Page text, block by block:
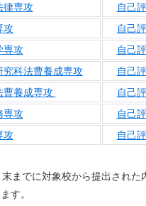
律専攻
自己
攻
自己
専攻
自己
科法曹養成専攻
自己
曹養成専攻
自己
専攻
自己
攻
自己
までに対象校から提出された
す。